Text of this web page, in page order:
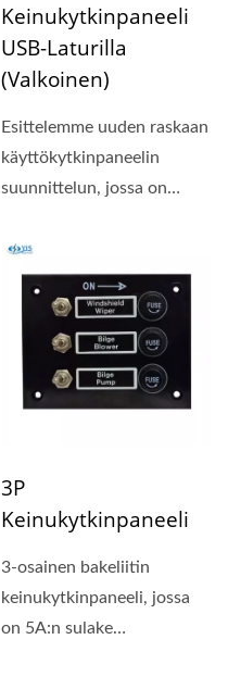
Keinukytkinpaneeli
USB-Laturilla
(valkoinen)
Esittelemme uuden raskaan
käyttökytkinpaneelin
suunnittelun, jossa on
3P
Keinukytkinpaneeli
3-osainen bakeliitin
keinukytkinpaneeli, jossa
on 5A:n sulake